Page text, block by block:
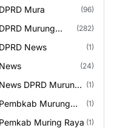
DPRD Mura (96)
DPRD Murung
(282)
DPRD News (1)
News (24)
News DPRD Murung
(1)
Pembkab Murung
(1)
Pemkab Muring Raya (1)